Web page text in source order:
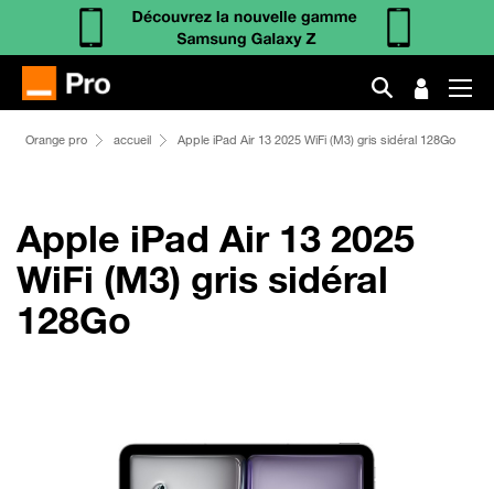
Orange pro accueil Apple iPad Air 13 2025 WiFi (M3) gris sidéral 128Go
Apple iPad Air 13 2025
WiFi (M3) gris sidéral
128Go